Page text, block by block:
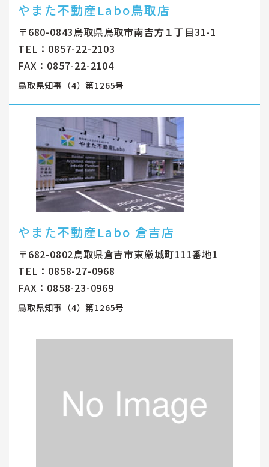
やまた不動産Labo鳥取店
〒680-0843鳥取県鳥取市南吉方１丁目31-1
TEL：0857-22-2103
FAX：0857-22-2104
鳥取県知事（4）第1265号
やまた不動産Labo 倉吉店
〒682-0802鳥取県倉吉市東厳城町111番地1
TEL：0858-27-0968
FAX：0858-23-0969
鳥取県知事（4）第1265号